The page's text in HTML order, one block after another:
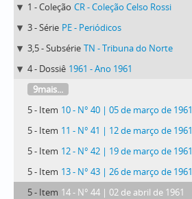
1 - Coleção CR - Coleção Celso Rossi
3 - Série PE - Periódicos
3,5 - Subsérie TN - Tribuna do Norte
4 - Dossiê 1961 - Ano 1961
9mais...
5 - Item 10 - N° 40 | 05 de março de 1961
5 - Item 11 - N° 41 | 12 de março de 1961
5 - Item 12 - N° 42 | 19 de março de 1961
5 - Item 13 - N° 43 | 26 de março de 1961
5 - Item 14 - N° 44 | 02 de abril de 1961